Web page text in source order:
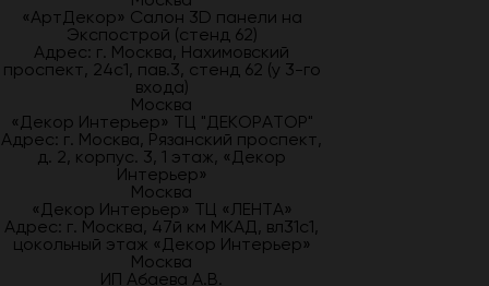
«АртДекор» Салон 3D панели на
Экспострой (стенд 62)
Адрес: г. Москва, Нахимовский
проспект, 24с1, пав.3, стенд 62 (у 3-го
входа)
Москва
«Декор Интерьер» ТЦ "ДЕКОРАТОР"
Адрес: г. Москва, Рязанский проспект,
д. 2, корпус. 3, 1 этаж, «Декор
Интерьер»
Москва
«Декор Интерьер» ТЦ «ЛЕНТА»
Адрес: г. Москва, 47й км МКАД, вл31с1,
цокольный этаж «Декор Интерьер»
Москва
ИП Абаева А.В.